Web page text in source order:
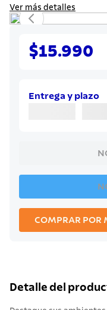
Ver más detalles
$15.990
Entrega y plazo
COMPRAR POR
Detalle del
8.
solar
cuchillo
10. termo